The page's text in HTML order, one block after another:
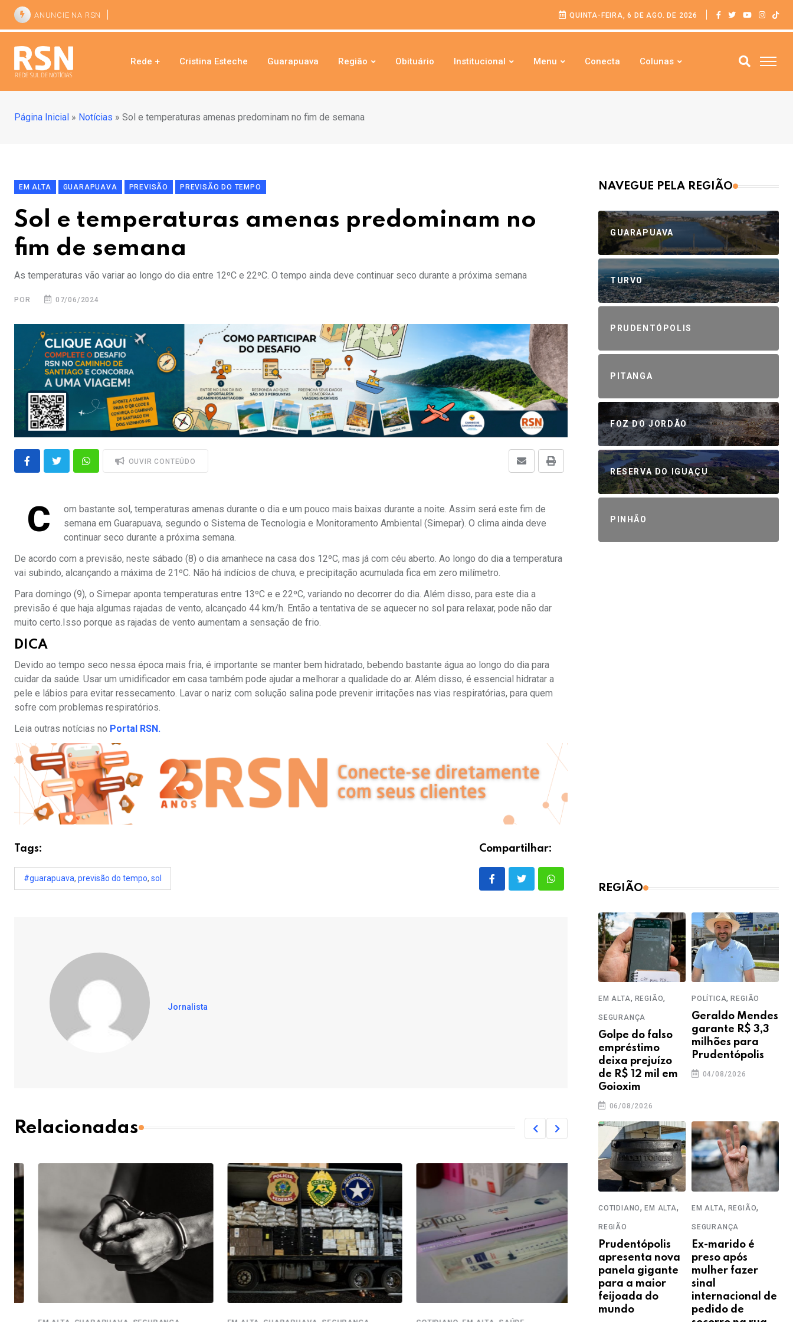
ANUNCIE NA RSN QUINTA-FEIRA, 6 DE AGO. DE 2026
Rede + Cristina Esteche Guarapuava Região Obituário Institucional Menu Conecta Colunas
Página Inicial » Notícias » Sol e temperaturas amenas predominam no fim de semana
EM ALTA GUARAPUAVA PREVISÃO PREVISÃO DO TEMPO
Sol e temperaturas amenas predominam no
fim de semana
As temperaturas vão variar ao longo do dia entre 12ºC e 22ºC. O tempo ainda deve continuar seco durante a próxima semana
POR 07/06/2024
OUVIR CONTEÚDO
C
om bastante sol, temperaturas amenas durante o dia e um pouco mais baixas durante a noite. Assim será este fim de
semana em Guarapuava, segundo o Sistema de Tecnologia e Monitoramento Ambiental (Simepar). O clima ainda deve
continuar seco durante a próxima semana.
De acordo com a previsão, neste sábado (8) o dia amanhece na casa dos 12ºC, mas já com céu aberto. Ao longo do dia a temperatura
vai subindo, alcançando a máxima de 21ºC. Não há indícios de chuva, e precipitação acumulada fica em zero milímetro.
Para domingo (9), o Simepar aponta temperaturas entre 13ºC e e 22ºC, variando no decorrer do dia. Além disso, para este dia a
previsão é que haja algumas rajadas de vento, alcançado 44 km/h. Então a tentativa de se aquecer no sol para relaxar, pode não dar
muito certo.Isso porque as rajadas de vento aumentam a sensação de frio.
DICA
Devido ao tempo seco nessa época mais fria, é importante se manter bem hidratado, bebendo bastante água ao longo do dia para
cuidar da saúde. Usar um umidificador em casa também pode ajudar a melhorar a qualidade do ar. Além disso, é essencial hidratar a
pele e lábios para evitar ressecamento. Lavar o nariz com solução salina pode prevenir irritações nas vias respiratórias, para quem
sofre com problemas respiratórios.
Leia outras notícias no Portal RSN.
Tags:
#guarapuava, previsão do tempo, sol
Compartilhar:
Jornalista
Relacionadas
NAVEGUE PELA REGIÃO
GUARAPUAVA
TURVO
PRUDENTÓPOLIS
PITANGA
FOZ DO JORDÃO
RESERVA DO IGUAÇU
PINHÃO
REGIÃO
EM ALTA, REGIÃO,
SEGURANÇA
Golpe do falso
empréstimo
deixa prejuízo
de R$ 12 mil em
Goioxim
06/08/2026
POLÍTICA,REGIÃO
Geraldo Mendes
garante R$ 3,3
milhões para
Prudentópolis
04/08/2026
COTIDIANO,EM ALTA,
REGIÃO
Prudentópolis
apresenta nova
panela gigante
para a maior
feijoada do
mundo
EM ALTA, REGIÃO,
SEGURANÇA
Ex-marido é
preso após
mulher fazer
sinal
internacional de
pedido de